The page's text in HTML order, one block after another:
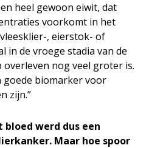
heel gewoon eiwit, dat
voorkomt in het
, eierstok- of
in de vroege stadia van de
overleven nog veel groter is.
goede biomarker voor
zijn.”
werd dus een
Maar hoe spoor